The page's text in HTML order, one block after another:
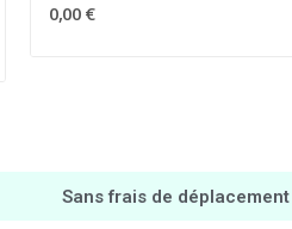
0,00 €
Sans frais de déplacement